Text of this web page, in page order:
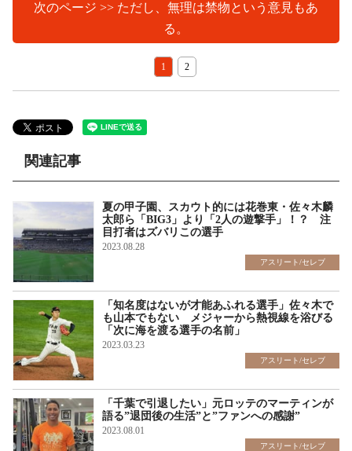
次のページ >> ただし、無理は禁物という意見もあ
る。
1 2
関連記事
夏の甲子園、スカウト的には花巻東・佐々木麟
太郎ら「BIG3」より「2人の遊撃手」！？ 注
目打者はズバリこの選手
2023.08.28
アスリート/セレブ
「知名度はないが才能あふれる選手」佐々木で
も山本でもない メジャーから熱視線を浴びる
「次に海を渡る選手の名前」
2023.03.23
アスリート/セレブ
「千葉で引退したい」元ロッテのマーティンが
語る”退団後の生活”と”ファンへの感謝”
2023.08.01
アスリート/セレブ